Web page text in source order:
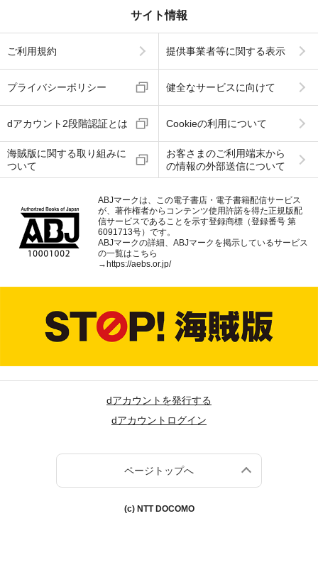
サイト情報
ご利用規約 提供事業者等に関する表示
プライバシーポリシー 健全なサービスに向けて
dアカウント2段階認証とは Cookieの利用について
海賊版に関する取り組みに
ついて
お客さまのご利用端末から
の情報の外部送信について
ABJマークは、この電子書店・電子書籍配信サービス
が、著作権者からコンテンツ使用許諾を得た正規版配
信サービスであることを示す登録商標（登録番号 第
6091713号）です。
ABJマークの詳細、ABJマークを掲示しているサービス
の一覧はこちら
→https://aebs.or.jp/
dアカウントを発行する
dアカウントログイン
ページトップへ
(c) NTT DOCOMO